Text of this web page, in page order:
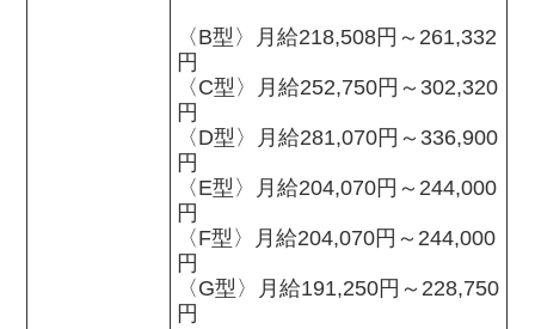
〈B型〉月給218,508円～261,332
円
〈C型〉月給252,750円～302,320
円
〈D型〉月給281,070円～336,900
円
〈E型〉月給204,070円～244,000
円
〈F型〉月給204,070円～244,000
円
〈G型〉月給191,250円～228,750
円